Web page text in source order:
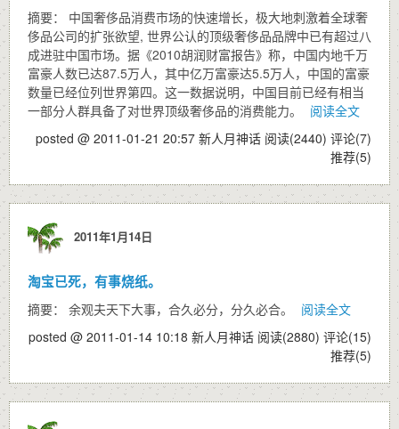
摘要： 中国奢侈品消费市场的快速增长，极大地刺激着全球奢
侈品公司的扩张欲望, 世界公认的顶级奢侈品品牌中已有超过八
成进驻中国市场。据《2010胡润财富报告》称，中国内地千万
富豪人数已达87.5万人，其中亿万富豪达5.5万人，中国的富豪
数量已经位列世界第四。这一数据说明，中国目前已经有相当
一部分人群具备了对世界顶级奢侈品的消费能力。
阅读全文
posted @ 2011-01-21 20:57 新人月神话 阅读(2440) 评论(7)
推荐(5)
2011年1月14日
淘宝已死，有事烧纸。
摘要： 余观夫天下大事，合久必分，分久必合。
阅读全文
posted @ 2011-01-14 10:18 新人月神话 阅读(2880) 评论(15)
推荐(5)